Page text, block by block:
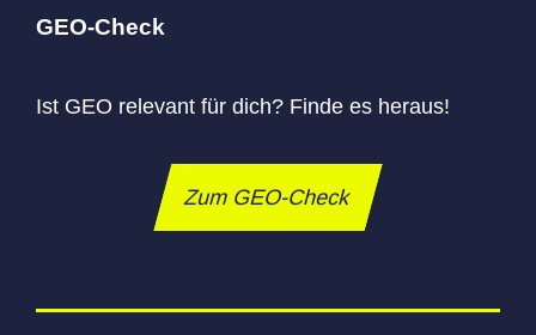
GEO-Check
Ist GEO relevant für dich? Finde es heraus!
Zum GEO-Check